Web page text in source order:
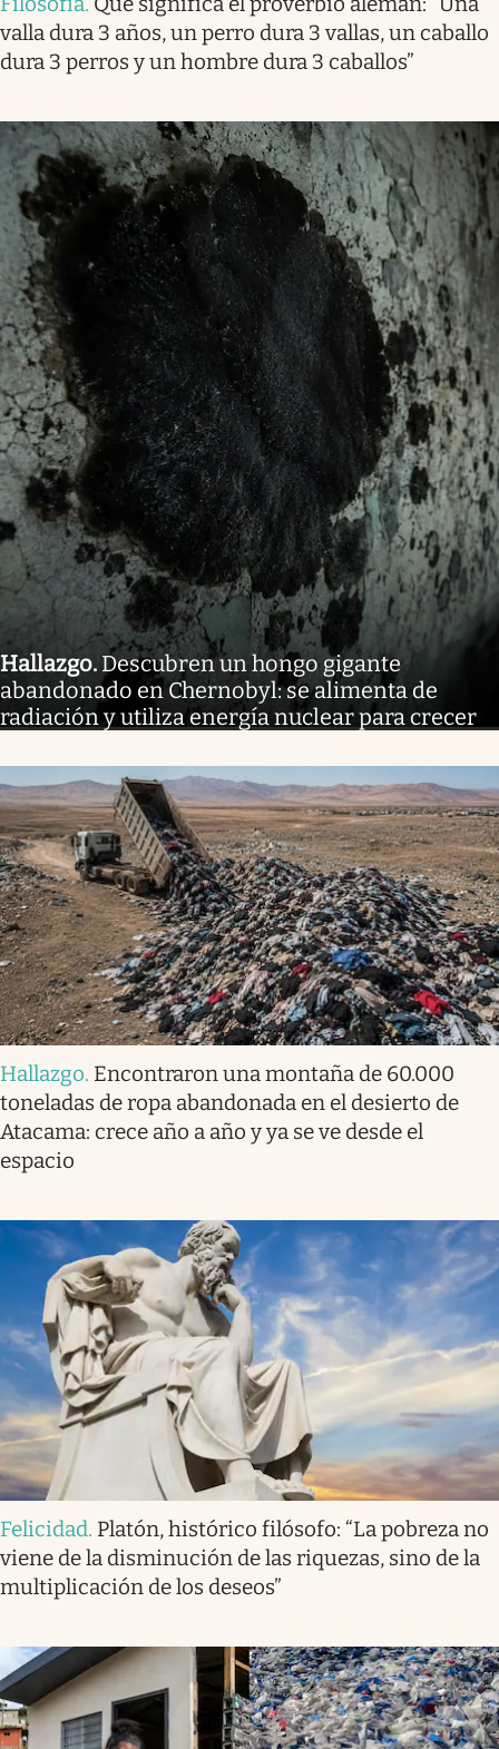
valla dura 3 años, un perro dura 3 vallas, un caballo
dura 3 perros y un hombre dura 3 caballos”
Hallazgo. Descubren un hongo gigante
abandonado en Chernobyl: se alimenta de
radiación y utiliza energía nuclear para crecer
Hallazgo. Encontraron una montaña de 60.000
toneladas de ropa abandonada en el desierto de
Atacama: crece año a año y ya se ve desde el
espacio
Felicidad. Platón, histórico filósofo: “La pobreza no
viene de la disminución de las riquezas, sino de la
multiplicación de los deseos”